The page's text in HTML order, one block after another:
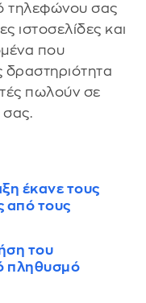
τηλεφώνου σας
ιστοσελίδες και
που
δραστηριότητα
πωλούν σε
σας.
έκανε τους
από τους
του
πληθυσμό